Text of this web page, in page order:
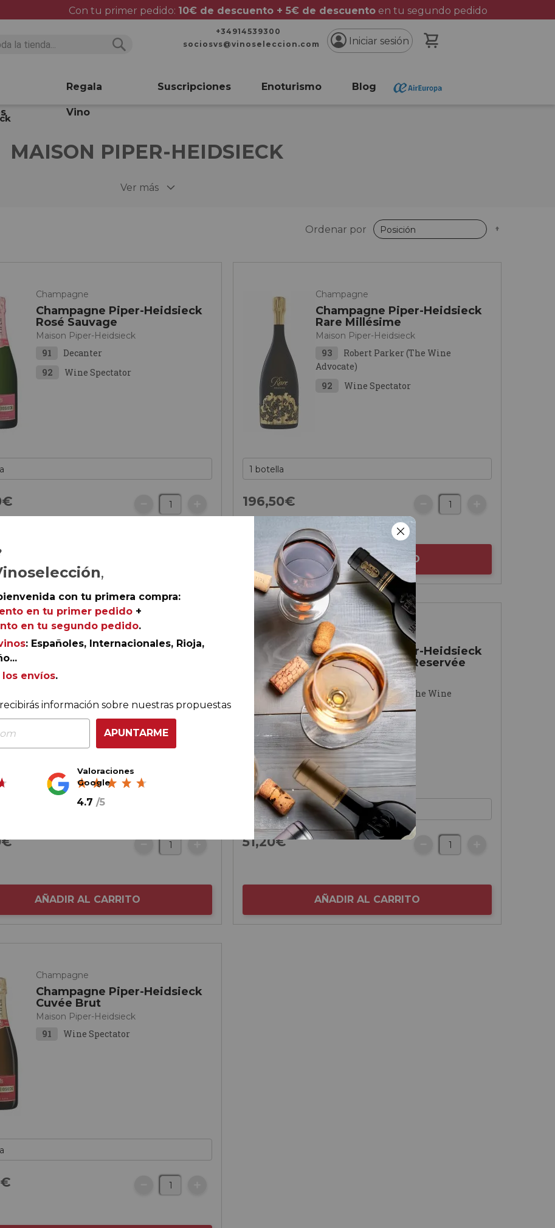
Con tu primer pedido: 10€ de descuento + 5€ de descuentoen tu segundo pedido
+34914539300
sociosvs@vinoseleccion.com
Iniciar sesión
Regala
Vino
Suscripciones Enoturismo Blog
MAISON PIPER-HEIDSIECK
Ver más
Ordenar por
Champagne
Champagne Piper-Heidsieck
Rosé Sauvage
Maison Piper-Heidsieck
91
Decanter
92
Wine Spectator
€
Champagne
Champagne Piper-Heidsieck
Rare Millésime
Maison Piper-Heidsieck
93
Robert Parker (The Wine
Advocate)
92
Wine Spectator
196,50€
AÑADIR AL CARRITO
Champagne
Champagne Piper-Heidsieck
Maison Piper-Heidsieck
Advocate)
Wine Spectator
€
AÑADIR AL CARRITO
Champagne
Champagne Piper-Heidsieck
Essentiel Cuvée Reservée
Maison Piper-Heidsieck
90
Robert Parker (The Wine
Advocate)
91
James Suckling
51,20€
AÑADIR AL CARRITO
Champagne
Champagne Piper-Heidsieck
Cuvée Brut
Maison Piper-Heidsieck
91 Wine Spectator
€
,
con tu primera compra:
en tu primer pedido+
en tu segundo pedido.
: Españoles, Internacionales, Rioja,
los envíos.
información sobre nuestras propuestas
APUNTARME
Valoraciones
Google
4.7 /5